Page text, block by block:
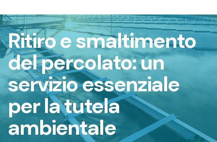
Ritiro e smaltimento
del percolato: un
servizio essenziale
per la tutela
ambientale